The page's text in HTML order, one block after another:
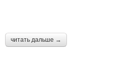
читать дальше →